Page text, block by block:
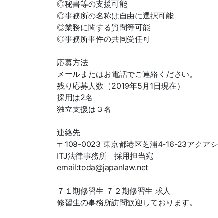
◎秘書等の支援可能
◎事務所の名称は自由に選択可能
◎業務に関する質問等可能
◎事務所事件の共同受任可
応募方法
メールまたはお電話でご連絡ください。
残り応募人数（2019年5月1日現在）
採用は2名
独立支援は３名
連絡先
〒108-0023 東京都港区芝浦4-16-23アクア
ITJ法律事務所 採用担当宛
email:toda@japanlaw.net
７１期修習生 ７２期修習生 求人
修習生の事務所訪問歓迎しております。